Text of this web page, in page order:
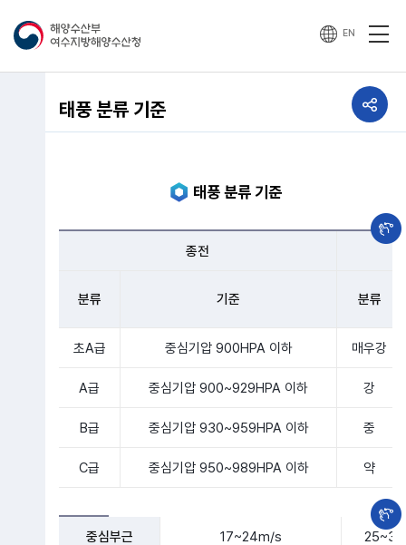
EN
태풍 분류 기준
공유하기
열기
태풍 분류 기준
종전
분류 기준 분류
초A급 중심기압 900HPA 이하 매우강
A급 중심기압 900~929HPA 이하 강
B급 중심기압 930~959HPA 이하 중
C급 중심기압 950~989HPA 이하 약
중심부근
17~24m/s